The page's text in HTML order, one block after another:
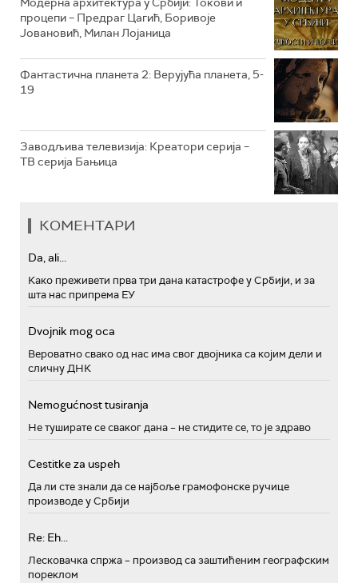
процепи – Предраг Цагић, Боривоје
Јовановић, Милан Лојаница
Фантастична планета 2: Верујућа планета, 5-
19
Заводљива телевизија: Креатори серија –
ТВ серија Бањица
КОМЕНТАРИ
Da, ali...
Како преживети прва три дана катастрофе у Србији, и за
шта нас припрема ЕУ
Dvojnik mog oca
Вероватно свако од нас има свог двојника са којим дели и
сличну ДНК
Nemogućnost tusiranja
Не туширате се сваког дана – не стидите се, то је здраво
Cestitke za uspeh
Да ли сте знали да се најбоље грамофонске ручице
производе у Србији
Re: Eh...
Лесковачка спржа – производ са заштићеним географским
пореклом